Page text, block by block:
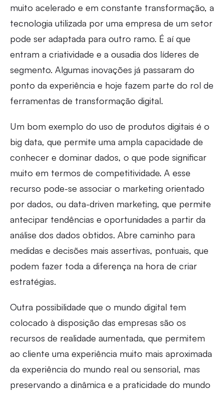
muito acelerado e em constante transformação, a
tecnologia utilizada por uma empresa de um setor
pode ser adaptada para outro ramo. É aí que
entram a criatividade e a ousadia dos líderes de
segmento. Algumas inovações já passaram do
ponto da experiência e hoje fazem parte do rol de
ferramentas de transformação digital.
Um bom exemplo do uso de produtos digitais é o
big data, que permite uma ampla capacidade de
conhecer e dominar dados, o que pode significar
muito em termos de competitividade. A esse
recurso pode-se associar o marketing orientado
por dados, ou data-driven marketing, que permite
antecipar tendências e oportunidades a partir da
análise dos dados obtidos. Abre caminho para
medidas e decisões mais assertivas, pontuais, que
podem fazer toda a diferença na hora de criar
estratégias.
Outra possibilidade que o mundo digital tem
colocado à disposição das empresas são os
recursos de realidade aumentada, que permitem
ao cliente uma experiência muito mais aproximada
da experiência do mundo real ou sensorial, mas
preservando a dinâmica e a praticidade do mundo